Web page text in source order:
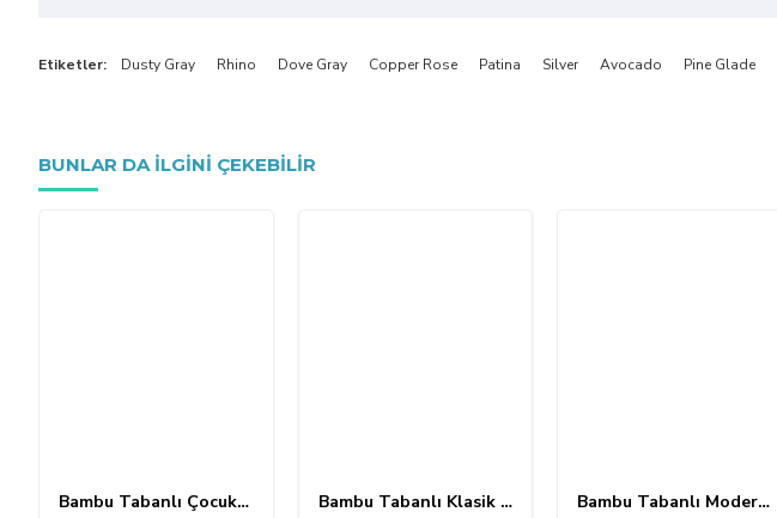
Etiketler: Dusty Gray Rhino Dove Gray Copper Rose Patina Silver Avocado Pine Glade
BUNLAR DA ILGINI ÇEKEBILIR
Bambu Tabanlı Çocuk Halısı MC101 Bambu Tabanlı Klasik Halı MS109 Bambu Tabanlı Modern Halı MS303